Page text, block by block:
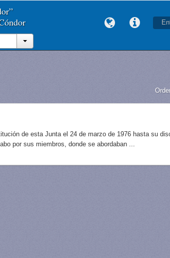
de esta Junta el 24 de marzo de 1976 hasta su
por sus miembros, donde se abordaban ...